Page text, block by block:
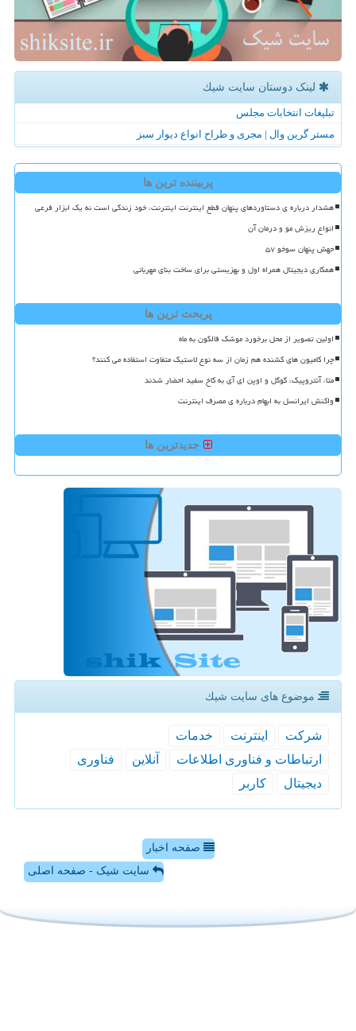
لینک دوستان سایت شیك
تبلیغات انتخابات مجلس
مستر گرین وال | مجری و طراح انواع دیوار سبز
پربیننده ترین ها
هشدار درباره ی دستاوردهای پنهان قطع اینترنت اینترنت، خود زندگی است نه یک ابزار فرعی
انواع ریزش مو و درمان آن
جهش پنهان سوخو ۵۷
همکاری دیجیتال همراه اول و بهزیستی برای ساخت بنای مهربانی
پربحث ترین ها
اولین تصویر از محل برخورد موشک فالکون به ماه
چرا کامیون های کشنده هم زمان از سه نوع لاستیک متفاوت استفاده می کنند؟
متا، آنتروپیک، گوگل و اوپن ای آی به کاخ سفید احضار شدند
واکنش ایرانسل به ابهام درباره ی مصرف اینترنت
جدیدترین ها
موضوع های سایت شیك
شركت اینترنت
خدمات
ارتباطات و فناوری اطلاعات
آنلاین
فناوری
دیجیتال
كاربر
صفحه اخبار
سایت شیک - صفحه اصلی